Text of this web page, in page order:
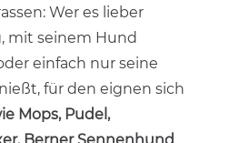
Wer es lieber
mit seinem Hund
einfach nur seine
für den eignen sich
Mops, Pudel,